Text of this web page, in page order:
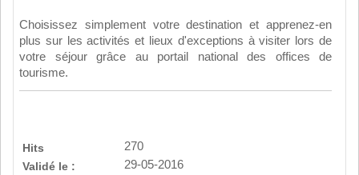
Choisissez simplement votre destination et apprenez-en
plus sur les activités et lieux d'exceptions à visiter lors de
votre séjour grâce au portail national des offices de
tourisme.
Hits
270
Validé le :
29-05-2016